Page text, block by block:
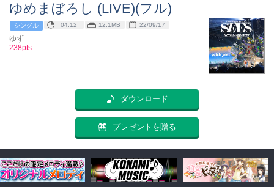
ゆめまぼろし (LIVE)(フル)
シングル 04:12 12.1MB 22/09/17
ゆず
238pts
ダウンロード
プレゼントを贈る